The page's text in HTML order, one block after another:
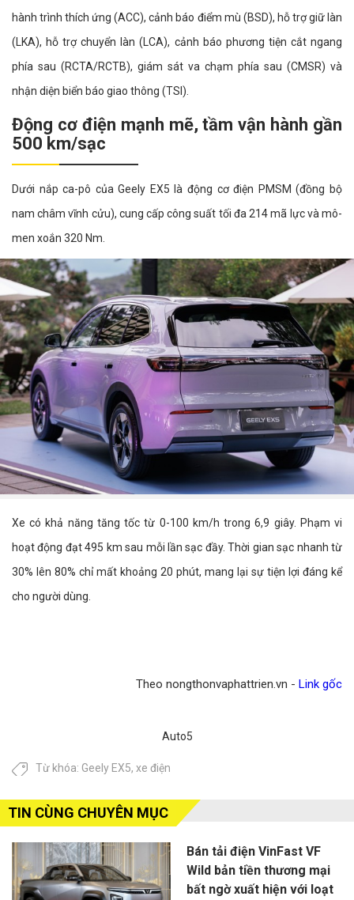
hành trình thích ứng (ACC), cảnh báo điểm mù (BSD), hỗ trợ giữ làn
(LKA), hỗ trợ chuyển làn (LCA), cảnh báo phương tiện cắt ngang
phía sau (RCTA/RCTB), giám sát va chạm phía sau (CMSR) và
nhận diện biển báo giao thông (TSI).
Động cơ điện mạnh mẽ, tầm vận hành gần
500 km/sạc
Dưới nắp ca-pô của Geely EX5 là động cơ điện PMSM (đồng bộ
nam châm vĩnh cửu), cung cấp công suất tối đa 214 mã lực và mô-
men xoắn 320 Nm.
Xe có khả năng tăng tốc từ 0-100 km/h trong 6,9 giây. Phạm vi
hoạt động đạt 495 km sau mỗi lần sạc đầy. Thời gian sạc nhanh từ
30% lên 80% chỉ mất khoảng 20 phút, mang lại sự tiện lợi đáng kể
cho người dùng.
Theo nongthonvaphattrien.vn - Link gốc
Auto5
Từ khóa: Geely EX5, xe điện
TIN CÙNG CHUYÊN MỤC
Bán tải điện VinFast VF
Wild bản tiền thương mại
bất ngờ xuất hiện với loạt